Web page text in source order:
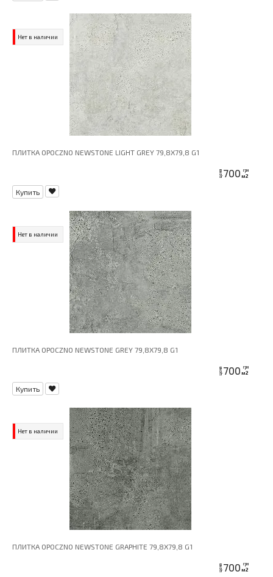
Нет в наличии
ПЛИТКА OPOCZNO NEWSTONE LIGHT GREY 79,8X79,8 G1
цена700 грн
м2
Купить
Нет в наличии
ПЛИТКА OPOCZNO NEWSTONE GREY 79,8X79,8 G1
цена 700 грн
м2
Купить
Нет в наличии
ПЛИТКА OPOCZNO NEWSTONE GRAPHITE 79,8X79,8 G1
цена 700 грн
м2